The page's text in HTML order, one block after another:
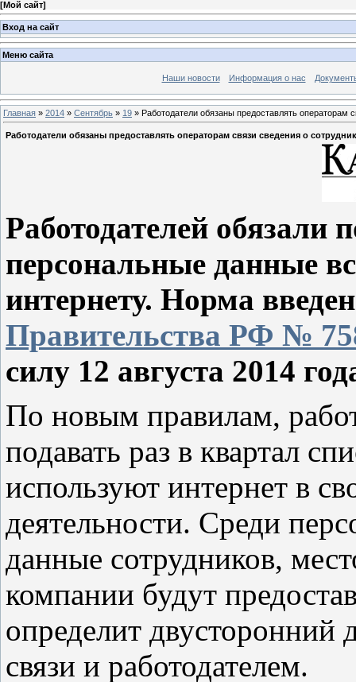
[Мой сайт]
Вход на сайт
Меню сайта
Наши новости Информация о нас
Главная » 2014 » Сентябрь » 19 » Работодатели обязаны предоставлять операторам
Работодатели обязаны предоставлять операторам связи сведения о
Работодателей обязали
персональные данные
интернету. Норма
Правительства РФ №
силу 12 августа 2014
По новым правилам,
подавать раз в квартал
используют интернет в
деятельности. Среди
данные сотрудников,
компании будут
определит двусторонний
связи и работодателем.